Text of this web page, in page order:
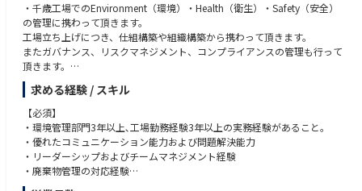
Rapidus株式会社の特徴
〇IBMとの技術提携
Rapidusは2nmプロセスの基盤技術を自社開発するのではなくこの分野で
先行するIBMから技術ライセンスの供与を受け、共同開発を進めていま
す。
同社の研究者及び技術者は世界最先端の半導体研究拠点の1つであるニュ
ーヨーク州アルバニーで米国IBM・日本IBMの研究者と協働。
日本国内技術に留まらない世界的な最新技術への挑戦です。
〇imecとの連携
ベルギーに本拠を置く世界最先端の半導体研究機関imecとの協力覚書も締
結。欧州半導体エコシステムの中心的存在であるimecとの連携をきっかけ
にEUV技術へのアクセスとグローバルな研究開発ネットワークへの参加を
進めています。
・千歳工場でのEnvironment（環境）・Health（衛生）・Safety（安全）
の管理に携わって頂きます。
工場立ち上げにつき、仕組構築や組織構築から携わって頂きます。
またガバナンス、リスクマネジメント、コンプライアンスの管理も行って
頂きます。
▽具体的な業務内容
1. 資源循環および廃棄物管理を部長、他のエンジニア、課員と協力して行
う。
2. 廃棄物の有効利用技術開発、有効利用先の開拓、廃棄物管理について、
関連企業並びに部門と協力して必要な情報を収集、管理および実行する業
務。
求める経験 / スキル
【必須】
・環境管理部門3年以上､工場勤務経験3年以上の実務経験があること。
・優れたコミュニケーション能力および問題解決能力
・リーダーシップおよびチームマネジメント経験
・廃棄物管理の対応経験